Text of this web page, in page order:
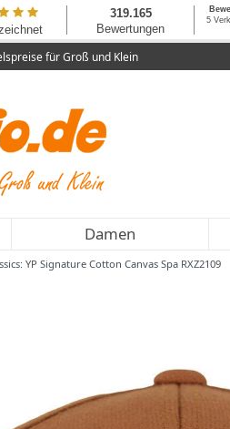
für Groß und Klein
Damen
YP Signature Cotton Canvas Spa RXZ2109